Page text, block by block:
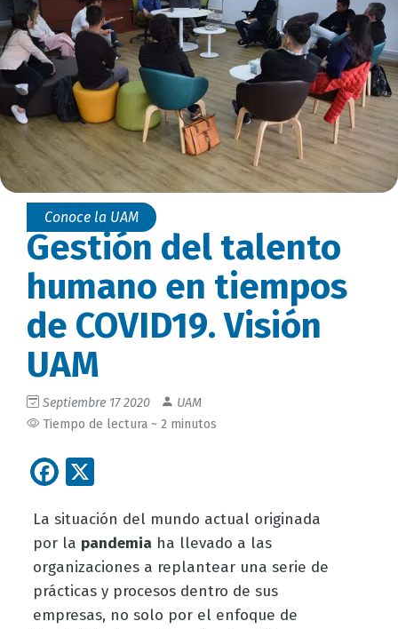
Conoce la UAM
Gestión del talento
humano en tiempos
de COVID19. Visión
UAM
Septiembre 17 2020
UAM
Tiempo de lectura ~ 2 minutos
Facebook
La situación del mundo actual originada
por la pandemiaha llevado a las
organizaciones a replantear una serie de
prácticas y procesos dentro de sus
empresas, no solo por el enfoque de